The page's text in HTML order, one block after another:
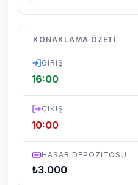
dönemsel olarak
yapılabilmektedir.
KONAKLAMA ÖZETI
GIRIŞ
16:00
ÇIKIŞ
10:00
HASAR DEPOZITOSU
₺3.000